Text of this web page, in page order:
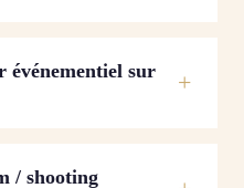
sur
/ shooting